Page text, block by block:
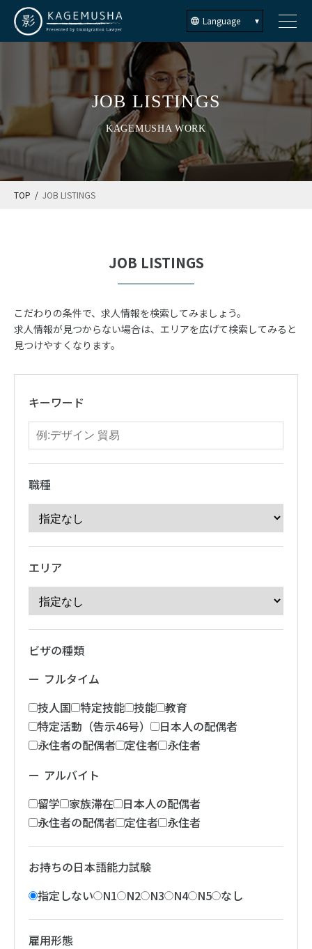
JOB LISTINGS
KAGEMUSHA WORK
Language
TOP JOB LISTINGS
JOB LISTINGS
こだわりの条件で、求人情報を検索してみましょう。
求人情報が見つからない場合は、エリアを広げて検索してみると
見つけやすくなります。
キーワード
職種
エリア
ビザの種類
フルタイム
技人国 特定技能 技能 教育
特定活動（告示46号）
日本人の配偶者
永住者の配偶者 定住者 永住者
アルバイト
留学
家族滞在
日本人の配偶者
永住者の配偶者 定住者 永住者
お持ちの日本語能力試験
指定しない
N1 N2 N3 N4 N5 なし
雇用形態